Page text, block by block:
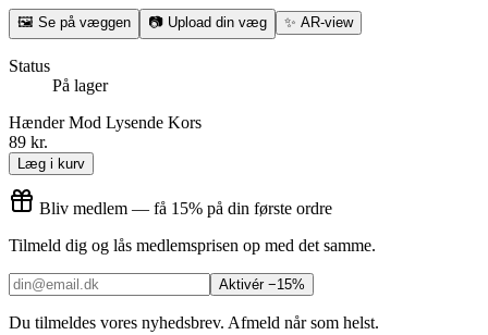
🖼 Se på væggen 📷 Upload din væg ✨ AR-view
Status
På lager
Hænder Mod Lysende Kors
89 kr.
Læg i kurv
Bliv medlem — få 15% på din første ordre
Tilmeld dig og lås medlemsprisen op med det samme.
Aktivér −15%
Du tilmeldes vores nyhedsbrev. Afmeld når som helst.